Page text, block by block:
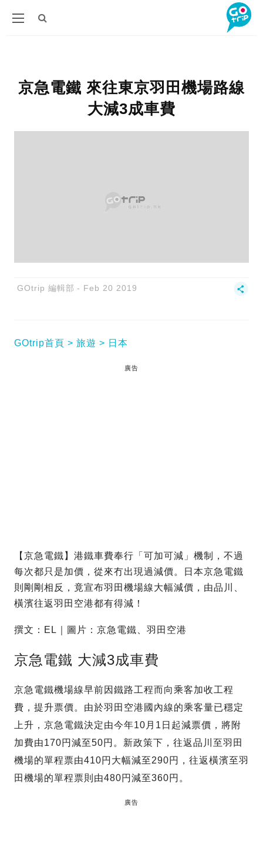
京急電鐵 來往東京羽田機場路線
大減3成車費
GOtrip 編輯部 Feb 20 2019
GOtrip首頁 旅遊 日本
廣告
【京急電鐵】港鐵車費奉行「可加可減」機制，不過
每次都只是加價，從來冇出現過減價。日本京急電鐵
則剛剛相反，竟宣布羽田機場線大幅減價，由品川、
橫濱往返羽田空港都有得減！
撰文：EL｜圖片：京急電鐵、羽田空港
京急電鐵 大減3成車費
京急電鐵機場線早前因鐵路工程而向乘客加收工程
費，提升票價。由於羽田空港國內線的乘客量已穩定
上升，京急電鐵決定由今年10月1日起減票價，將附
加費由170円減至50円。新政策下，往返品川至羽田
機場的單程票由410円大幅減至290円，往返橫濱至羽
田機場的單程票則由480円減至360円。
廣告